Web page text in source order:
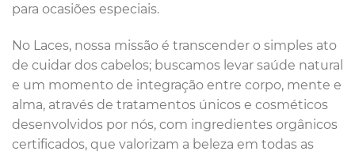
para ocasiões especiais.
No Laces, nossa missão é transcender o simples ato
de cuidar dos cabelos; buscamos levar saúde natural
e um momento de integração entre corpo, mente e
alma, através de tratamentos únicos e cosméticos
desenvolvidos por nós, com ingredientes orgânicos
certificados, que valorizam a beleza em todas as